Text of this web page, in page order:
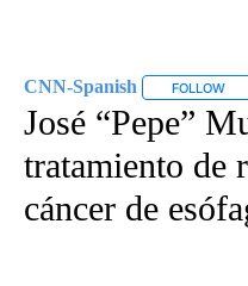
CNN-Spanish FOLLOW
José “Pepe”
tratamiento de
cáncer de